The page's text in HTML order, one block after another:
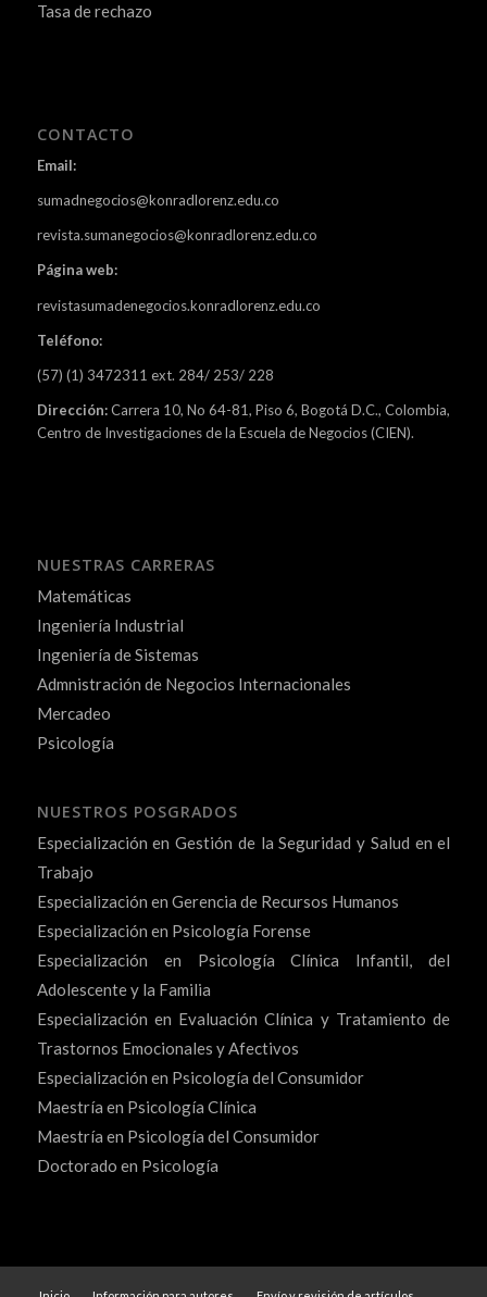
Tasa de rechazo
CONTACTO
Email:
sumadnegocios@konradlorenz.edu.co
revista.sumanegocios@konradlorenz.edu.co
Página web:
revistasumadenegocios.konradlorenz.edu.co
Teléfono:
(57) (1) 3472311 ext. 284/ 253/ 228
Dirección:Carrera 10, No 64-81, Piso 6, Bogotá D.C., Colombia,
Centro de Investigaciones de la Escuela de Negocios (CIEN).
NUESTRAS CARRERAS
Matemáticas
Ingeniería Industrial
Ingeniería de Sistemas
Admnistración de Negocios Internacionales
Mercadeo
Psicología
NUESTROS POSGRADOS
Especialización en Gestión de la Seguridad y Salud en el
Trabajo
Especialización en Gerencia de Recursos Humanos
Especialización en Psicología Forense
Especialización en Psicología Clínica Infantil, del
Adolescente y la Familia
Especialización en Evaluación Clínica y Tratamiento de
Trastornos Emocionales y Afectivos
Especialización en Psicología del Consumidor
Maestría en Psicología Clínica
Maestría en Psicología del Consumidor
Doctorado en Psicología